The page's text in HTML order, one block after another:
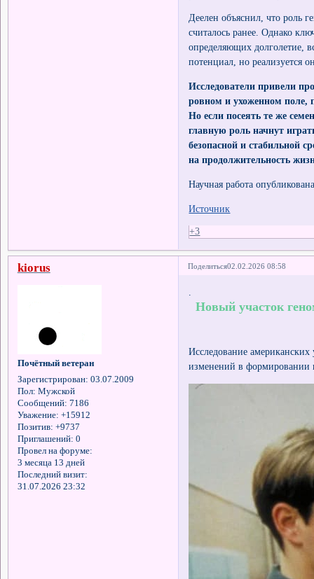
Деелен объяснил, что роль
считалось ранее. Однако
определяющих долголетие,
потенциал, но реализуется
Исследователи привели
ровном и ухоженном поле,
Но если посеять те же
главную роль начнут
безопасной и стабильной
на продолжительность
Научная работа
Источник
+3
Поделиться02.02.2026 08:58
kiorus
Почётный ветеран
Зарегистрирован: 03.07.2009
Пол: Мужской
Сообщений: 7186
Уважение: +15912
Позитив: +9737
Приглашений: 0
Провел на форуме:
3 месяца 13 дней
Последний визит:
31.07.2026 23:32
Новый участок
Исследование
изменений в формировании